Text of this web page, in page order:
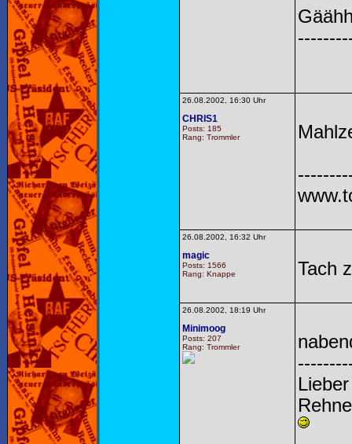
26.08.2002, 16:30 Uhr
CHRIS1
Posts: 185
Rang: Trommler
26.08.2002, 16:32 Uhr
magic
Posts: 1566
Rang: Knappe
Tach
26.08.2002, 18:19 Uhr
Minimoog
Posts: 207
Rang: Trommler